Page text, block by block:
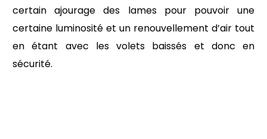
certain ajourage des lames pour pouvoir une
certaine luminosité et un renouvellement d’air tout
en étant avec les volets baissés et donc en
sécurité.